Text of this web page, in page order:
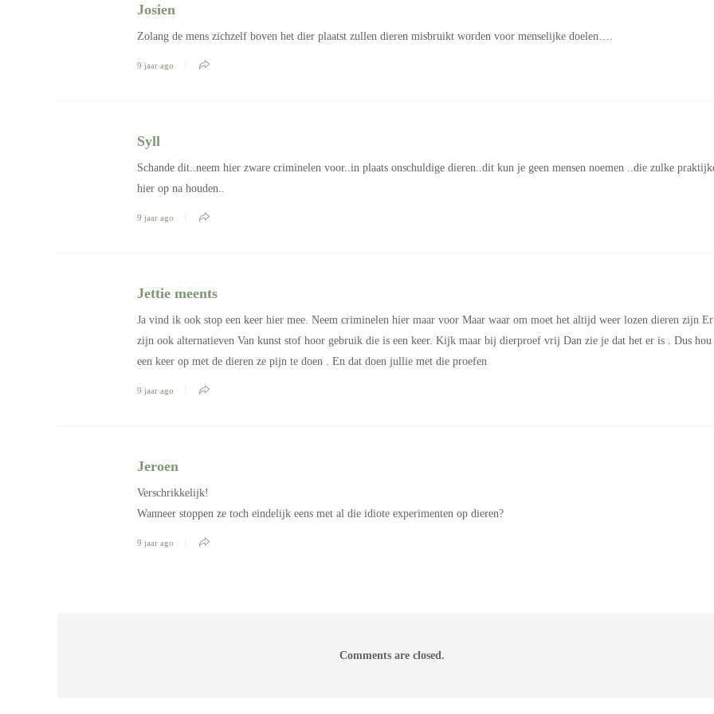
Josien
Zolang de mens zichzelf boven het dier plaatst zullen dieren misbruikt worden voor menselijke doelen….
9 jaar ago
Syll
Schande dit..neem hier zware criminelen voor..in plaats onschuldige dieren..dit kun je geen mensen noemen ..die zulke
hier op na houden..
9 jaar ago
Jettie meents
Ja vind ik ook stop een keer hier mee. Neem criminelen hier maar voor Maar waar om moet het altijd weer lozen dieren zijn Er
zijn ook alternatieven Van kunst stof hoor gebruik die is een keer. Kijk maar bij dierproef vrij Dan zie je dat het er is . Dus hou
een keer op met de dieren ze pijn te doen . En dat doen jullie met die proefen
9 jaar ago
Jeroen
Verschrikkelijk!
Wanneer stoppen ze toch eindelijk eens met al die idiote experimenten op dieren?
9 jaar ago
Comments are closed.